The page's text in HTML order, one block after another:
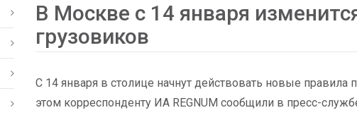
В Москве с 14 января
грузовиков
С 14 января в столице начнут действовать новые
этом корреспонденту ИА REGNUM сообщили в пресс-